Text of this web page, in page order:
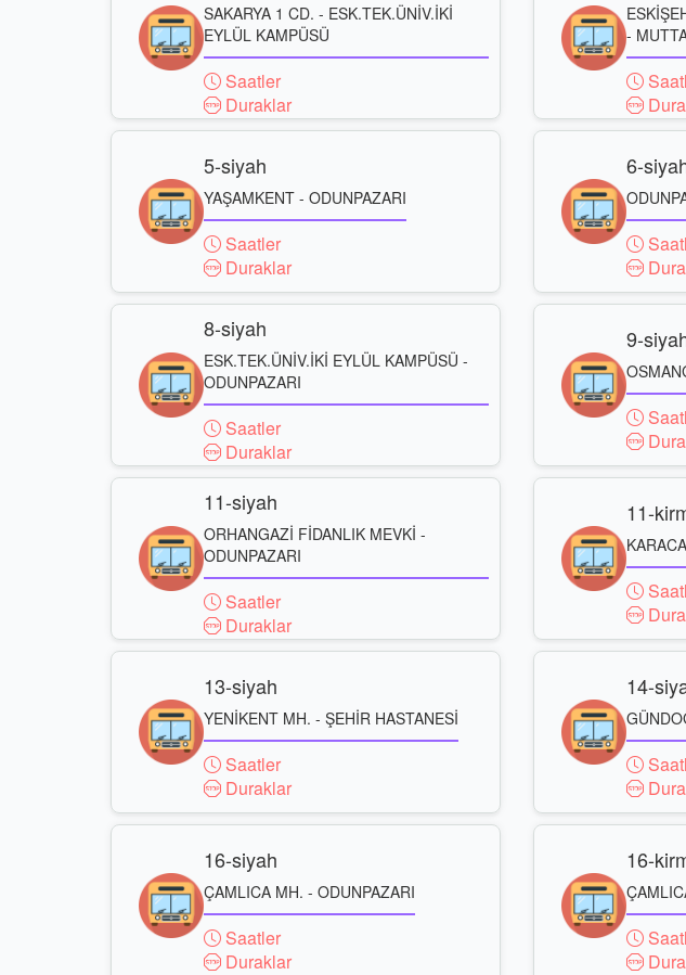
SAKARYA 1 CD. - ESK.TEK.ÜNİV.İKİ
EYLÜL KAMPÜSÜ
Saatler
Duraklar
-
5-siyah
YAŞAMKENT - ODUNPAZARI
Saatler
Duraklar
6-
8-siyah
ESK.TEK.ÜNİV.İKİ EYLÜL KAMPÜSÜ -
ODUNPAZARI
Saatler
Duraklar
9-
11-siyah
ORHANGAZİ FİDANLIK MEVKİ -
ODUNPAZARI
Saatler
Duraklar
11-
13-siyah
YENİKENT MH. - ŞEHİR HASTANESİ
Saatler
Duraklar
14-
16-siyah
ÇAMLICA MH. - ODUNPAZARI
Saatler
Duraklar
16-